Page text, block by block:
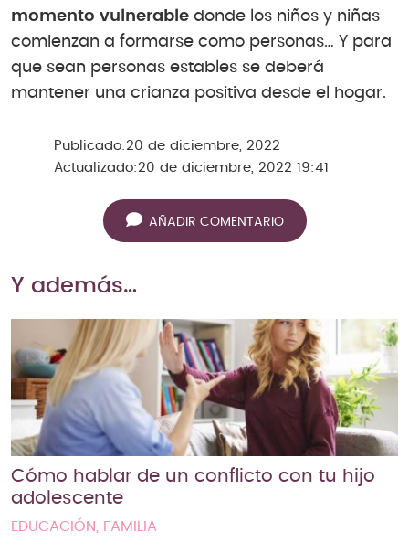
momento vulnerable donde los niños y niñas
comienzan a formarse como personas… Y para
que sean personas estables se deberá
mantener una crianza positiva desde el hogar.
Publicado: 20 de diciembre, 2022
Actualizado: 20 de diciembre, 2022 19:41
AÑADIR COMENTARIO
Y además…
Cómo hablar de un conflicto con tu hijo
adolescente
EDUCACIÓN, FAMILIA